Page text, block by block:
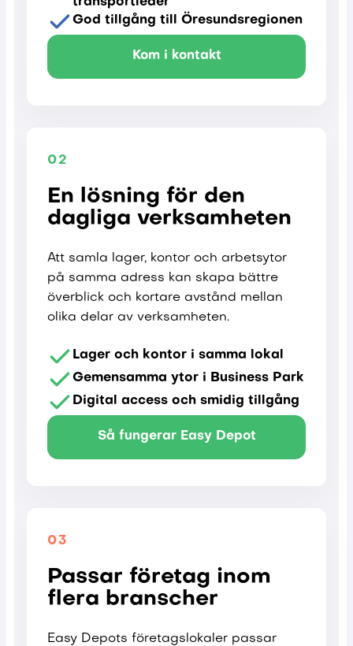
God tillgång till Öresundsregionen
Kom i kontakt
02
En lösning för den
dagliga verksamheten
Att samla lager, kontor och arbetsytor
på samma adress kan skapa bättre
överblick och kortare avstånd mellan
olika delar av verksamheten.
Lager och kontor i samma lokal
Gemensamma ytor i Business Park
Digital access och smidig tillgång
Så fungerar Easy Depot
03
Passar företag inom
flera branscher
Easy Depots företagslokaler passar